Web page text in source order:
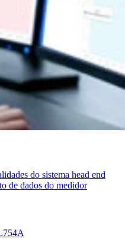
do sistema head end
de dados do medidor